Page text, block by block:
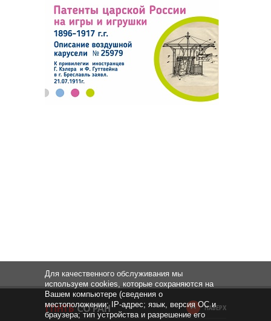
НАВЕРХ
Для качественного обслуживания мы
используем cookies, которые сохраняются на
Вашем компьютере (сведения о
местоположении; IP-адрес; язык, версия ОС и
браузера; тип устройства и разрешение его